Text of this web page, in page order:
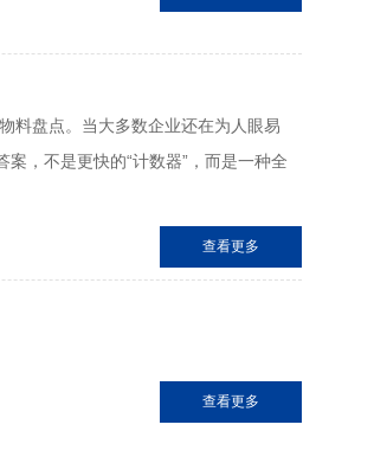
料盘点。当大多数企业还在为人眼易
，不是更快的“计数器”，而是一种全
查看更多
查看更多